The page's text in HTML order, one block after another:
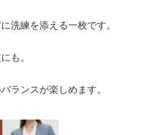
洗練を添える一枚です。
も。
ランスが楽しめます。